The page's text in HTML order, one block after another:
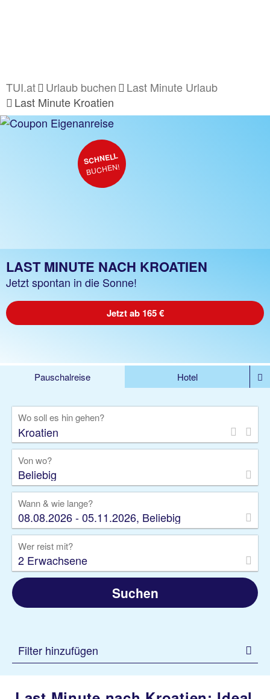
TUI.at Urlaub buchen
Last Minute Urlaub
Last Minute Kroatien
LAST MINUTE NACH KROATIEN
Jetzt spontan in die Sonne!
Jetzt ab 165 €
SCHNELL
BUCHEN!
Pauschalreise
Hotel
Rundreise
Kreuzfahrt
Gruppenreise
Camper Privattransfer
Wo soll es hin gehen?
Von wo?
Beliebig
Wann & wie lange?
08.08.2026 - 05.11.2026, Beliebig
Wer reist mit?
2 Erwachsene
Suchen
Filter hinzufügen